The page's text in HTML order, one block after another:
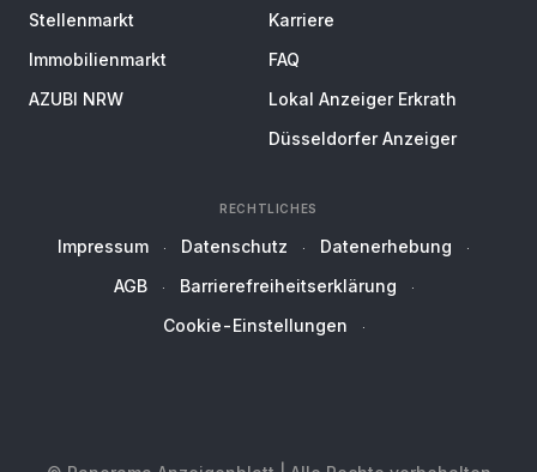
Stellenmarkt
Immobilienmarkt
AZUBI NRW
Karriere
FAQ
Lokal Anzeiger Erkrath
Düsseldorfer Anzeiger
RECHTLICHES
Impressum Datenschutz
Datenerhebung
AGB
Barrierefreiheitserklärung
Cookie-Einstellungen